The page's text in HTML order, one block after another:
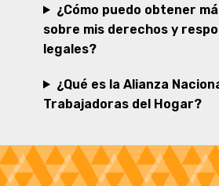
¿Cómo puedo obtener
sobre mis derechos y
legales?
¿Qué es la Alianza
Trabajadoras del Hogar?